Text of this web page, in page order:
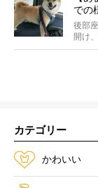
での
後部
開け
じが...
カテゴリー
かわいい